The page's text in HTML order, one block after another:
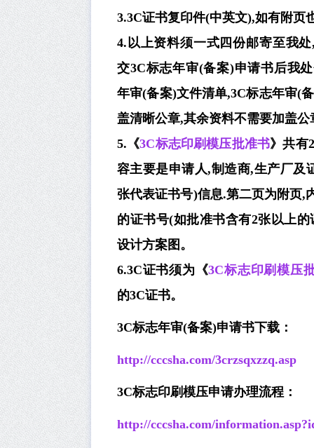
3.3C证书复印件(中英文),如有附页
4.以上资料须一式四份邮寄至我
交3C标志年审(备案)申请书后我
年审(备案)文件清单,3C标志年审(
盖清晰公章,其余资料不需要加盖公
5.《3C标志印刷模压批准书》共有
容主要是申请人,制造商,生产厂及
张代表证书号)信息.第二页为附页,
的证书号(如批准书含有2张以上的
设计方案图。
6.3C证书须为《3C标志印刷模压
的3C证书。
3C标志年审(备案)申请书下载：
http://cccsha.com/3crzsqxzzq.asp
3C标志印刷模压申请办理流程：
http://cccsha.com/